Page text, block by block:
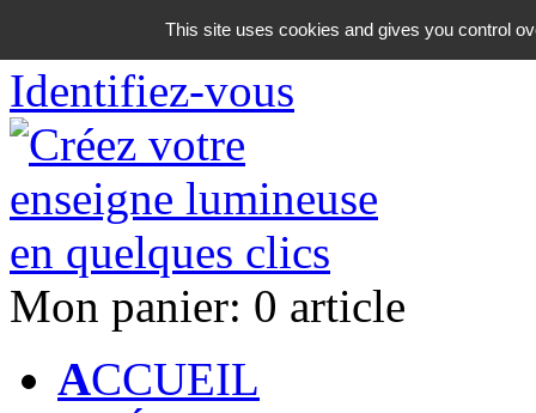
06 18 42 08 59
Identifiez-vous
Mon panier: 0 article
ACCUEIL
This site uses cookies and gives you control